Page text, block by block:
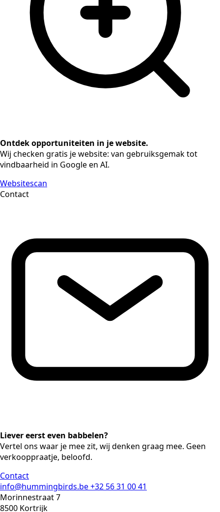
Ontdek opportuniteiten in je website.
Wij checken gratis je website: van gebruiksgemak tot
vindbaarheid in Google en AI.
Websitescan
Contact
Liever eerst even babbelen?
Vertel ons waar je mee zit, wij denken graag mee. Geen
verkooppraatje, beloofd.
Contact
info@hummingbirds.be+32 56 31 00 41
Morinnestraat 7
8500 Kortrijk